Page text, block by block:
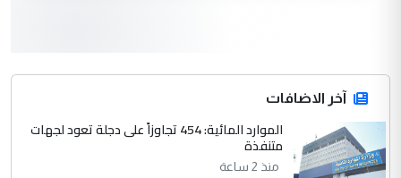
المشترك لا تستهدف أية دولة ومفتوحة لانضمام
الدول الشقيقة
4 يوسف غزوان عصمت
التعليق : بكالوريوس فيزياء طبية متزوج و
آخر الاضافات
الموارد المائية: 454 تجاوزاً على دجلة تعود لجهات
متنفذة
منذ 2 ساعة